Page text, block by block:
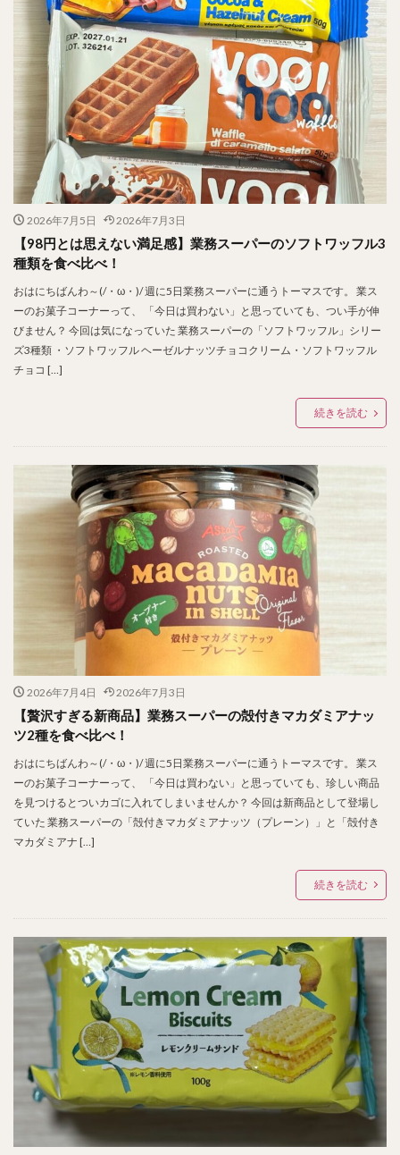
2026年7月5日 2026年7月3日
【98円とは思えない満足感】業務スーパーのソフトワッフル3
種類を食べ比べ！
おはにちばんわ～(/・ω・)/ 週に5日業務スーパーに通うトーマスです。 業ス
ーのお菓子コーナーって、 「今日は買わない」と思っていても、つい手が伸
びません？ 今回は気になっていた 業務スーパーの「ソフトワッフル」シリー
ズ3種類 ・ソフトワッフル ヘーゼルナッツチョコクリーム・ソフトワッフル
チョコ […]
続きを読む
2026年7月4日 2026年7月3日
【贅沢すぎる新商品】業務スーパーの殻付きマカダミアナッ
ツ2種を食べ比べ！
おはにちばんわ～(/・ω・)/ 週に5日業務スーパーに通うトーマスです。 業ス
ーのお菓子コーナーって、 「今日は買わない」と思っていても、珍しい商品
を見つけるとついカゴに入れてしまいませんか？ 今回は新商品として登場し
ていた 業務スーパーの「殻付きマカダミアナッツ（プレーン）」と「殻付き
マカダミアナ […]
続きを読む